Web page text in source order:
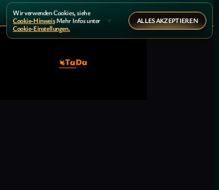
Wir verwenden Cookies, siehe
Cookie-HinweisMehr Infos unter
Cookie-Einstellungen.
ALLES AKZEPTIEREN